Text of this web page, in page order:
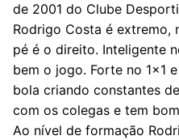
de 2001 do Clube
Rodrigo Costa é extremo,
pé é o direito. Inteligente
bem o jogo. Forte no 1×1
bola criando constantes
com os colegas e tem
Ao nível de formação